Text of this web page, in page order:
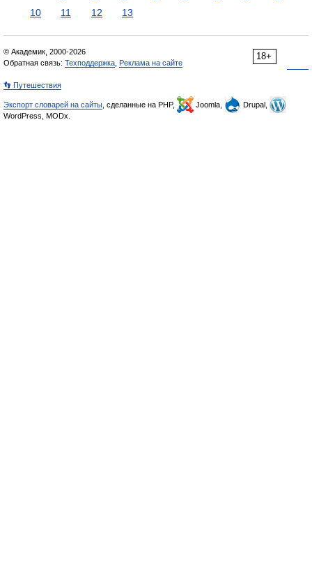
10
11 12 13
18+
© Академик, 2000-2026
Обратная связь: Техподдержка Реклама на сайте
👣 Путешествия
Экспорт словарей на сайты , сделанные на PHP, Joomla,
Drupal,
WordPress, MODx.